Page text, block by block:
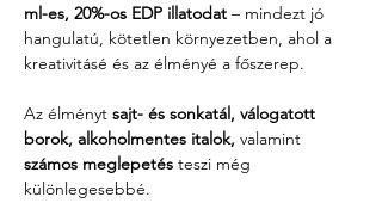
ml-es, 20%-os EDP illatodat – mindezt jó
hangulatú, kötetlen környezetben, ahol a
kreativitásé és az élményé a főszerep.
Az élményt sajt- és sonkatál, válogatott
borok, alkoholmentes italok, valamint
számos meglepetés teszi még
különlegesebbé.